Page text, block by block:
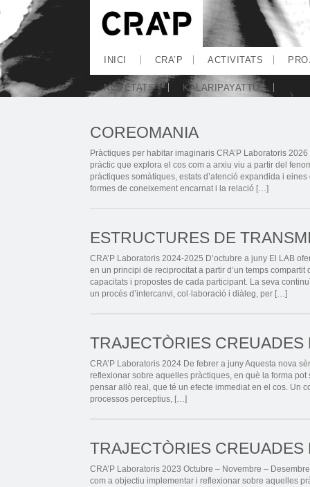
INICI CRA’P ACTIVITATS
NOVETATS KALARIPAYATTU
COREOMANIA
Pràctiques per habitar imaginaris CRA’P Laboratoris
pràctic que explora el cos com a arxiu viu a partir del
pràctiques somàtiques, estats d’atenció expandida i
formes de coneixement encarnat i la relació […]
ESTRUCTURES DE
CRA’P Laboratoris 2024-2025 D’octubre a juny El LAB
en un principi de reciprocitat a partir d’un temps
capacitats i propostes de cada participant. La seva
un procés d’intercanvi, col·laboració i diàleg, per […]
TRAJECTÒRIES CREUADES
CRA’P Laboratoris 2024 De febrer a juny Aquesta nova
reflexionar sobre aquelles pràctiques, en què la forma
pensar allò real, que té un efecte immediat en el cos. Un
processos perceptius, […]
TRAJECTÒRIES CREUADES
CRA’P Laboratoris 2023 Octubre – Novembre –
com a objectiu implementar i reflexionar sobre aquelles